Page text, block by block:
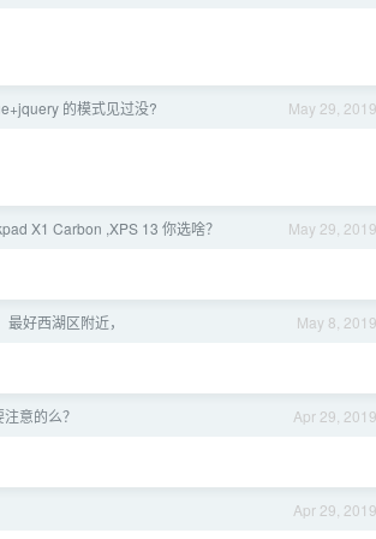
May 29, 2019
的模式见过没?
May 29, 2019
X1 Carbon ,XPS 13 你选啥？
May 8, 2019
好西湖区附近，
Apr 29, 2019
意的么？
Apr 29, 2019